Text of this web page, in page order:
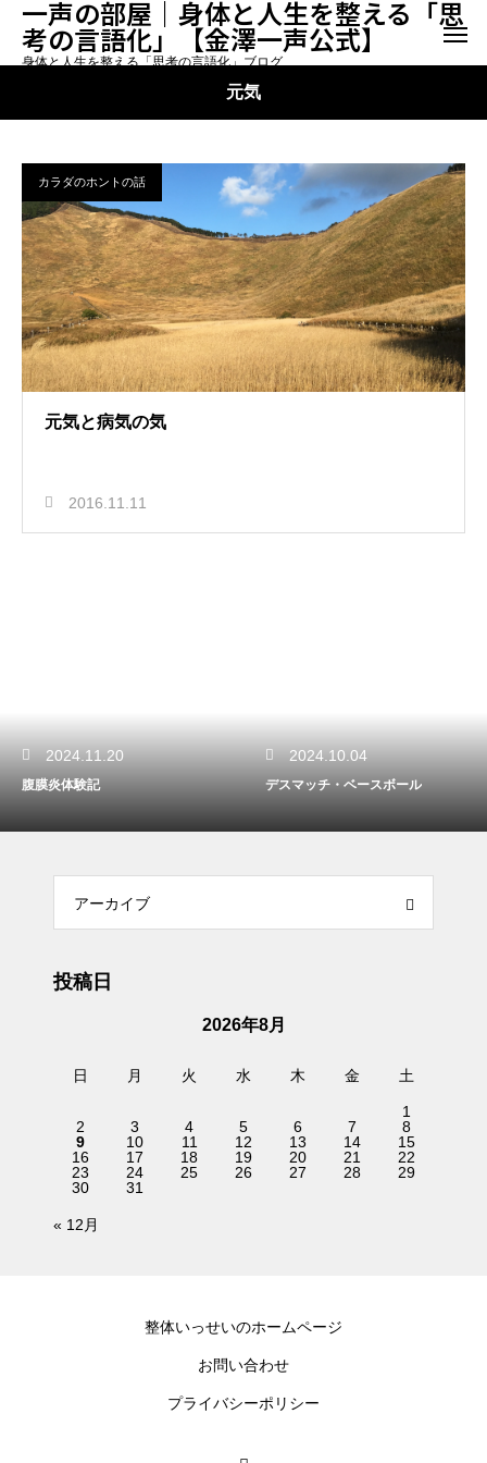
一声の部屋｜身体と人生を整える「思
考の言語化」【金澤一声公式】
身体と人生を整える「思考の言語化」ブログ
元気
カラダのホントの話
元気と病気の気
2016.11.11
2024.11.20
腹膜炎体験記
2024.10.04
デスマッチ・ベースボール
アーカイブ
投稿日
2026年8月
日 月 火 水 木 金 土
1
2
3 4 5 6 7
8
9
10 11 12 13 14
15
16
17 18 19 20 21
22
23
24 25 26 27 28
29
30
31
« 12月
整体いっせいのホームページ
お問い合わせ
プライバシーポリシー